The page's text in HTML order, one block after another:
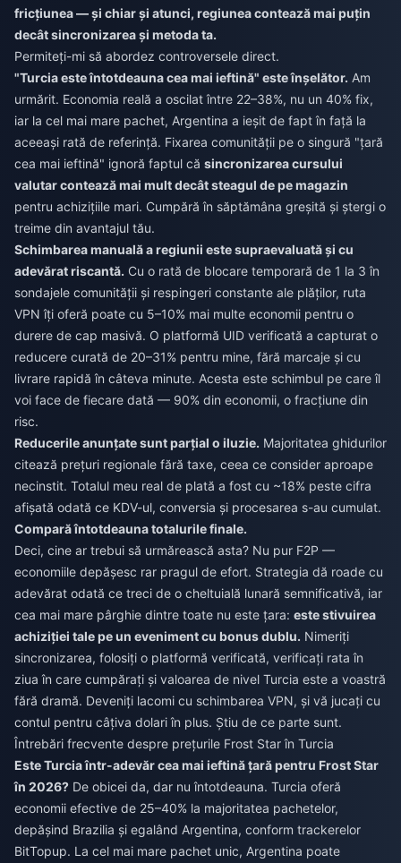
fricțiunea — și chiar și atunci, regiunea contează mai puțin
decât sincronizarea și metoda ta.
Permiteți-mi să abordez controversele direct.
"Turcia este întotdeauna cea mai ieftină" este înșelător. Am
urmărit. Economia reală a oscilat între 22–38%, nu un 40% fix,
iar la cel mai mare pachet, Argentina a ieșit de fapt în față la
aceeași rată de referință. Fixarea comunității pe o singură "țară
cea mai ieftină" ignoră faptul că sincronizarea cursului
valutar contează mai mult decât steagul de pe magazin
pentru achizițiile mari. Cumpără în săptămâna greșită și ștergi o
treime din avantajul tău.
Schimbarea manuală a regiunii este supraevaluată și cu
adevărat riscantă. Cu o rată de blocare temporară de 1 la 3 în
sondajele comunității și respingeri constante ale plăților, ruta
VPN îți oferă poate cu 5–10% mai multe economii pentru o
durere de cap masivă. O platformă UID verificată a capturat o
reducere curată de 20–31% pentru mine, fără marcaje și cu
livrare rapidă în câteva minute. Acesta este schimbul pe care îl
voi face de fiecare dată — 90% din economii, o fracțiune din
risc.
Reducerile anunțate sunt parțial o iluzie. Majoritatea ghidurilor
citează prețuri regionale fără taxe, ceea ce consider aproape
necinstit. Totalul meu real de plată a fost cu ~18% peste cifra
afișată odată ce KDV-ul, conversia și procesarea s-au cumulat.
Compară întotdeauna totalurile finale.
Deci, cine ar trebui să urmărească asta? Nu pur F2P —
economiile depășesc rar pragul de efort. Strategia dă roade cu
adevărat odată ce treci de o cheltuială lunară semnificativă, iar
cea mai mare pârghie dintre toate nu este țara: este stivuirea
achiziției tale pe un eveniment cu bonus dublu. Nimeriți
sincronizarea, folosiți o platformă verificată, verificați rata în
ziua în care cumpărați și valoarea de nivel Turcia este a voastră
fără dramă. Deveniți lacomi cu schimbarea VPN, și vă jucați cu
contul pentru câțiva dolari în plus. Știu de ce parte sunt.
Întrebări frecvente despre prețurile Frost Star în Turcia
Este Turcia într-adevăr cea mai ieftină țară pentru Frost Star
în 2026? De obicei da, dar nu întotdeauna. Turcia oferă
economii efective de 25–40% la majoritatea pachetelor,
depășind Brazilia și egalând Argentina, conform trackerelor
BitTopup. La cel mai mare pachet unic, Argentina poate